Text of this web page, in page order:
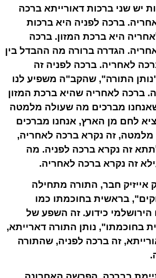
יש שני ברכות דאורייתא ברכה
ברכה לפניה היא ברכות
היא ברכת המזון. ברכה
הגדרה ברורה מה ההבדל בין
לאחריה. ברכה לפניה זה
התורה", שהקב"ה משפיע לנו
ברכה לאחריה שהיא ברכת המזון
מברכים מה שעולה מלמטה
לחם מן הארץ, אנחנו מברכים
זה נקרא ברכה לאחריה,
זה נקרא ברכה לפניה. מה
זה נקרא ברכה לאחריה.
אייזיק חבר, התורה מתחילה
בראשית בחוכמתו כמו
כידוע. זה השפע של
בחוכמתו", נותן התורה דארייתא,
זה ברכה לפניה, שהתורה